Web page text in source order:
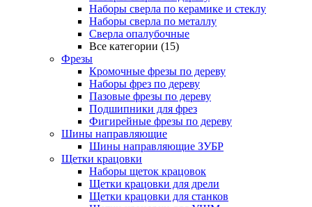
Наборы сверла по керамике и стеклу
Наборы сверла по металлу
Сверла опалубочные
Все категории (15)
Фрезы
Кромочные фрезы по дереву
Наборы фрез по дереву
Пазовые фрезы по дереву
Подшипники для фрез
Фигирейные фрезы по дереву
Шины направляющие
Шины направляющие ЗУБР
Щетки крацовки
Наборы щеток крацовок
Щетки крацовки для дрели
Щетки крацовки для станков